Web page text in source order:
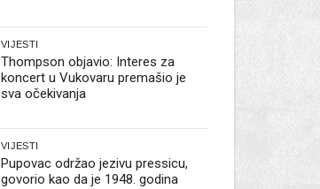
VIJESTI
Thompson objavio: Interes za
koncert u Vukovaru premašio je
sva očekivanja
VIJESTI
Pupovac održao jezivu pressicu,
govorio kao da je 1948. godina